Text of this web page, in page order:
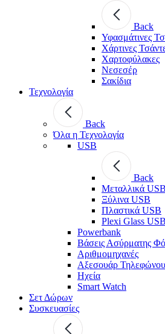
Back
Υφασμάτινες
Χάρτινες
Χαρτοφύλακες
Νεσεσέρ
Σακίδια
Τεχνολογία
Back
Όλα η Τεχνολογία
USB
Back
Μεταλλικά USB
Ξύλινα USB
Πλαστικά USB
Plexi Glass USB
Powerbank
Βάσεις Ασύρματης
Αριθμομηχανές
Αξεσουάρ Τηλεφώνου
Ηχεία
Smart Watch
Σετ Δώρων
Συσκευασίες